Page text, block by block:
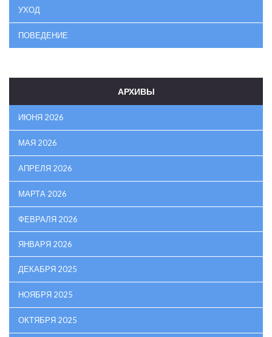
УХОД
ПОВЕДЕНИЕ
АРХИВЫ
ИЮНЯ 2026
МАЯ 2026
АПРЕЛЯ 2026
МАРТА 2026
ФЕВРАЛЯ 2026
ЯНВАРЯ 2026
ДЕКАБРЯ 2025
НОЯБРЯ 2025
ОКТЯБРЯ 2025